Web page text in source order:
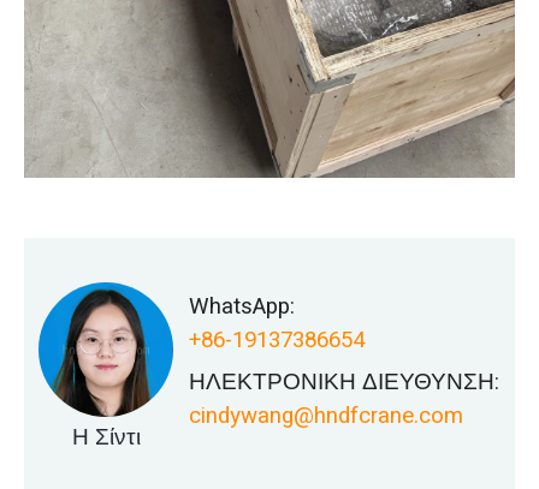
Η Σίντι
WhatsApp:
+86-19137386654
ΗΛΕΚΤΡΟΝΙΚΗ ΔΙΕΥΘΥΝΣΗ:
cindywang@hndfcrane.com